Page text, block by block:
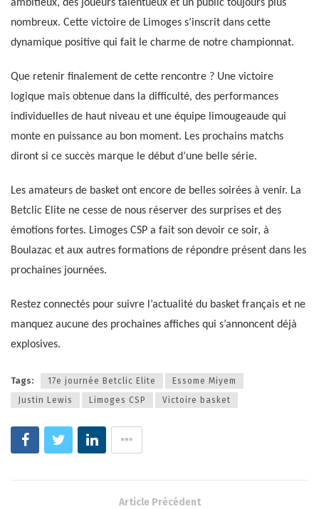
ambitieux, des joueurs talentueux et un public toujours plus
nombreux. Cette victoire de Limoges s’inscrit dans cette
dynamique positive qui fait le charme de notre championnat.
Que retenir finalement de cette rencontre ? Une victoire
logique mais obtenue dans la difficulté, des performances
individuelles de haut niveau et une équipe limougeaude qui
monte en puissance au bon moment. Les prochains matchs
diront si ce succès marque le début d’une belle série.
Les amateurs de basket ont encore de belles soirées à venir. La
Betclic Elite ne cesse de nous réserver des surprises et des
émotions fortes. Limoges CSP a fait son devoir ce soir, à
Boulazac et aux autres formations de répondre présent dans les
prochaines journées.
Restez connectés pour suivre l’actualité du basket français et ne
manquez aucune des prochaines affiches qui s’annoncent déjà
explosives.
Tags: 17e journée Betclic Elite
Essome Miyem
Justin Lewis
Limoges CSP Victoire basket
Article Précédent